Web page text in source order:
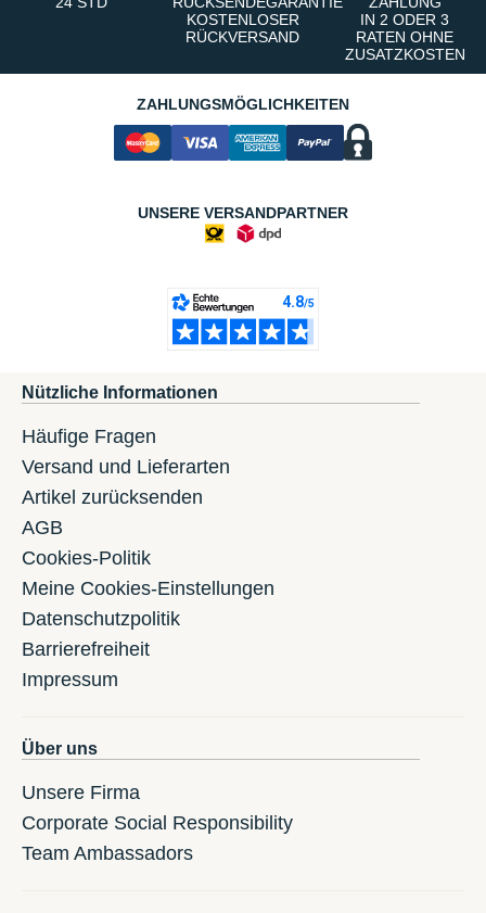
KOSTENLOSER
RÜCKVERSAND
IN 2 ODER 3
RATEN OHNE
ZUSATZKOSTEN
ZAHLUNGSMÖGLICHKEITEN
UNSERE VERSANDPARTNER
Nützliche Informationen
Häufige Fragen
Versand und Lieferarten
Artikel zurücksenden
AGB
Cookies-Politik
Meine Cookies-Einstellungen
Datenschutzpolitik
Barrierefreiheit
Impressum
Über uns
Unsere Firma
Corporate Social Responsibility
Team Ambassadors